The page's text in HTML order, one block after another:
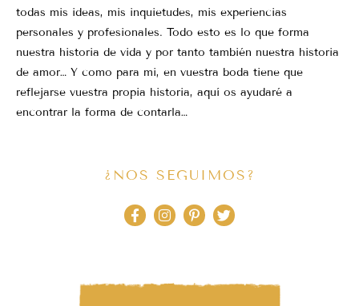
todas mis ideas, mis inquietudes, mis experiencias
personales y profesionales. Todo esto es lo que forma
nuestra historia de vida y por tanto también nuestra historia
de amor… Y como para mi, en vuestra boda tiene que
reflejarse vuestra propia historia, aquí os ayudaré a
encontrar la forma de contarla…
¿NOS SEGUIMOS?